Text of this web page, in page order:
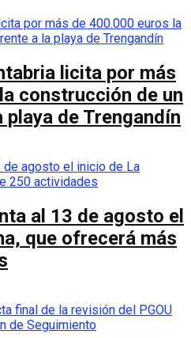
licita por más
construcción de un
de Trengandín
al 13 de agosto el
que ofrecerá más